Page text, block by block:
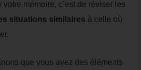
mémoire, c’est de réviser les
situations similaires à celle où
que vous avez des éléments